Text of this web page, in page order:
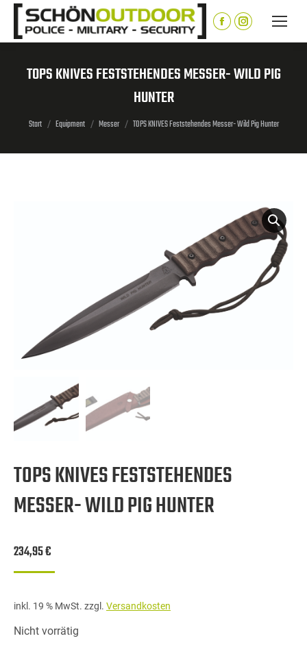
springen
Facebook
page
in
window
Instagram
page
in
window
TOPS KNIVES FESTSTEHENDES MESSER- WILD PIG
HUNTER
Sie befinden sich hier:
Start Equipment Messer TOPS KNIVES Feststehendes Messer- Wild Pig Hunter
TOPS KNIVES FESTSTEHENDES
MESSER- WILD PIG HUNTER
234,95€
inkl. 19 % MwSt. zzgl. Versandkosten
Nicht vorrätig